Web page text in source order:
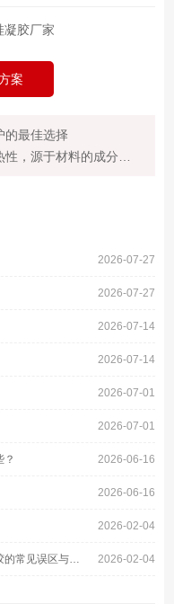
凝胶厂家
案
的最佳选择
2026-07-27
2026-07-27
2026-07-14
2026-07-14
2026-07-01
2026-07-01
2026-06-16
？
2026-06-16
2026-02-04
2026-02-04